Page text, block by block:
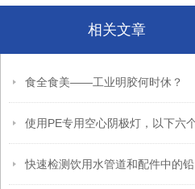
相关文章
食全食美——工业明胶何时休？
快速检测饮用水管道和配件中的铅